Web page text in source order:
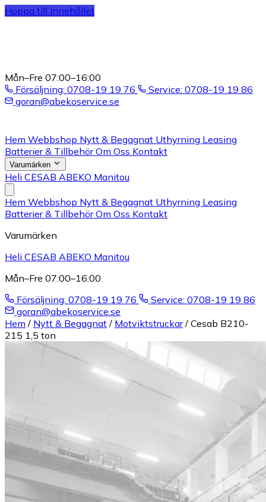
Hoppa till innehållet
Mån–Fre 07:00–16:00
Försäljning: 0708-19 19 76
Service: 0708-19 19 86
goran@abekoservice.se
Hem Webbshop Nytt & Begagnat Uthyrning Leasing
Batterier & TillbehörOm Oss Kontakt
Varumärken
Heli CESAB ABEKO Manitou
Hem Webbshop Nytt & Begagnat Uthyrning Leasing
Batterier & TillbehörOm Oss Kontakt
Varumärken
Heli CESAB ABEKO Manitou
Mån–Fre 07:00–16:00
Försäljning: 0708-19 19 76
Service: 0708-19 19 86
goran@abekoservice.se
Hem / Nytt & Begagnat / Motviktstruckar / Cesab B210-
215 1,5 ton